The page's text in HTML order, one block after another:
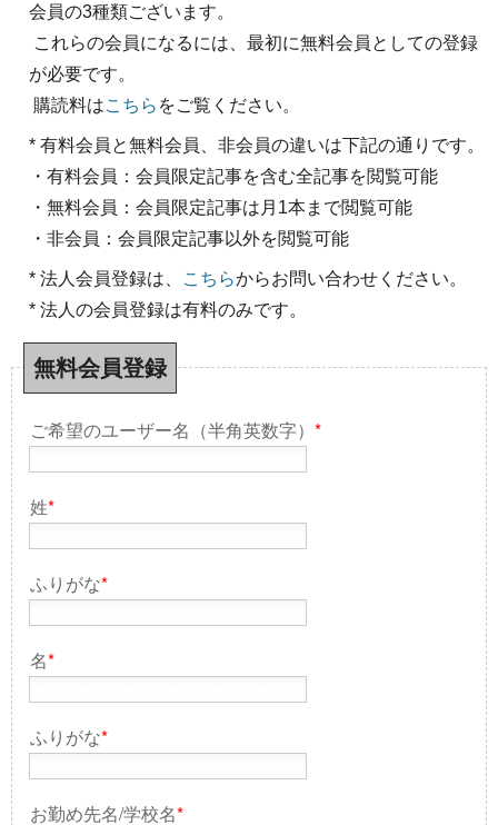
会員の3種類ございます。
これらの会員になるには、最初に無料会員としての登録
が必要です。
購読料はこちら をご覧ください。
* 有料会員と無料会員、非会員の違いは下記の通りです。
・有料会員：会員限定記事を含む全記事を閲覧可能
・無料会員：会員限定記事は月1本まで閲覧可能
・非会員：会員限定記事以外を閲覧可能
* 法人会員登録は、 こちらからお問い合わせください。
* 法人の会員登録は有料のみです。
無料会員登録
ご希望のユーザー名（半角英数字） *
姓*
ふりがな*
名*
ふりがな*
お勤め先名/学校名*